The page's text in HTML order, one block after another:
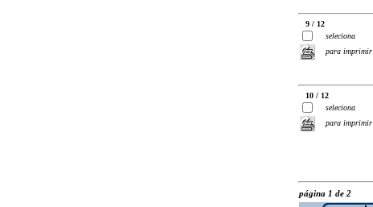
9 / 12
seleciona
para imprimir
10 / 12
seleciona
para imprimir
página 1 de 2